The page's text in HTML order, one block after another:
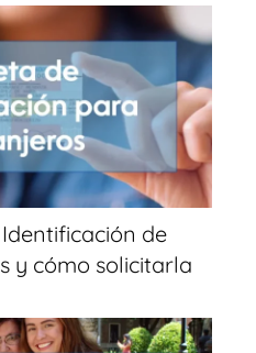
de
y cómo solicitarla